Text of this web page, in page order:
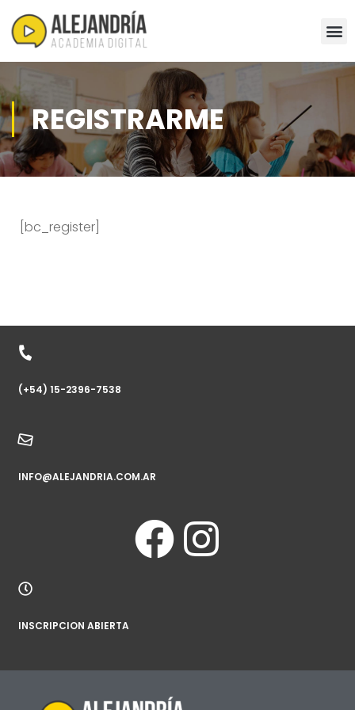
REGISTRARME
[bc_register]
(+54) 15-2396-7538
INFO@ALEJANDRIA.COM.AR
INSCRIPCION ABIERTA